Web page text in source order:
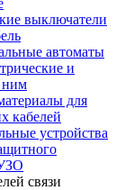
выключатели
автоматы
и
ним
для
кабелей
устройства
связи